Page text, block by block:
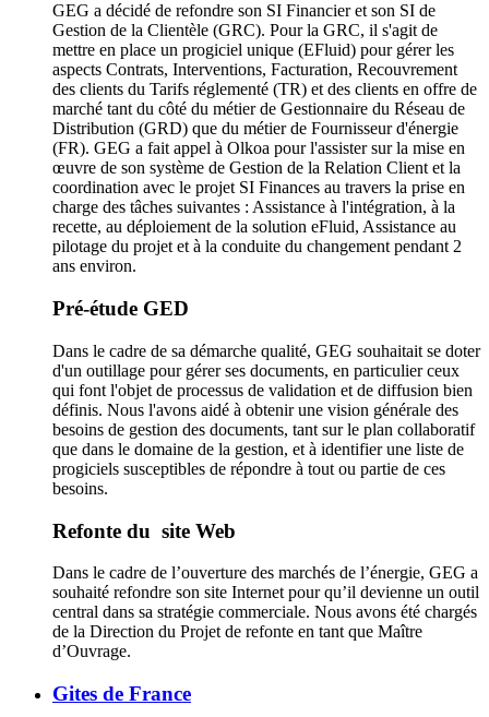
GEG a décidé de refondre son SI Financier et son SI de
Gestion de la Clientèle (GRC). Pour la GRC, il s'agit de
mettre en place un progiciel unique (EFluid) pour gérer les
aspects Contrats, Interventions, Facturation, Recouvrement
des clients du Tarifs réglementé (TR) et des clients en offre de
marché tant du côté du métier de Gestionnaire du Réseau de
Distribution (GRD) que du métier de Fournisseur d'énergie
(FR). GEG a fait appel à Olkoa pour l'assister sur la mise en
œuvre de son système de Gestion de la Relation Client et la
coordination avec le projet SI Finances au travers la prise en
charge des tâches suivantes : Assistance à l'intégration, à la
recette, au déploiement de la solution eFluid, Assistance au
pilotage du projet et à la conduite du changement pendant 2
ans environ.
Pré-étude GED
Dans le cadre de sa démarche qualité, GEG souhaitait se doter
d'un outillage pour gérer ses documents, en particulier ceux
qui font l'objet de processus de validation et de diffusion bien
définis. Nous l'avons aidé à obtenir une vision générale des
besoins de gestion des documents, tant sur le plan collaboratif
que dans le domaine de la gestion, et à identifier une liste de
progiciels susceptibles de répondre à tout ou partie de ces
besoins.
Refonte du site Web
Dans le cadre de l’ouverture des marchés de l’énergie, GEG a
souhaité refondre son site Internet pour qu’il devienne un outil
central dans sa stratégie commerciale. Nous avons été chargés
de la Direction du Projet de refonte en tant que Maître
d’Ouvrage.
Gites de France